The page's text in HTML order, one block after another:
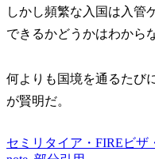
しかし頻繁な入国は入管
できるかどうかはわから
何よりも国境を通るたび
が賢明だ。
セミリタイア・FIRE ビザ